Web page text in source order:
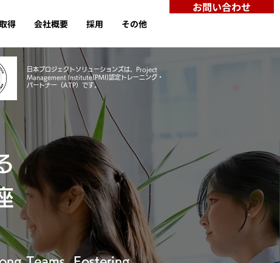
得 会社概要 採用 その他
お問い合わせ
日本プロジェクトソリューションズは、Project
Management Institute(PMI)認定トレーニング・
パートナー（ATP）です。